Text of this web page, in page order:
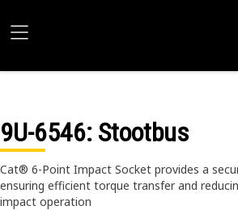
9U-6546: Stootbus
Cat® 6-Point Impact Socket provides a
ensuring efficient torque transfer and
impact operation